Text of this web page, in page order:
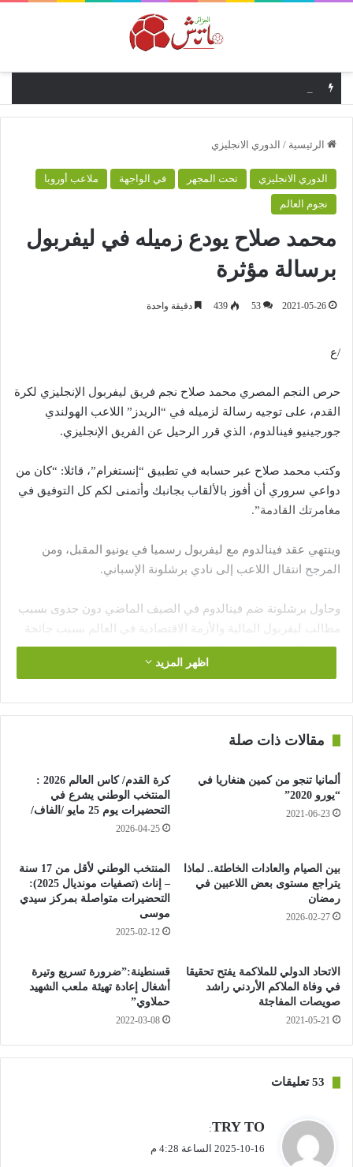
الرئيسية / الدوري الانجليزي
الدوري الانجليزي تحت المجهر في الواجهة ملاعب أوروبا
نجوم العالم
محمد صلاح يودع زميله في ليفربول
برسالة مؤثرة
2021-05-26
53
439 دقيقة واحدة
/ع
حرص النجم المصري محمد صلاح نجم فريق ليفربول الإنجليزي لكرة
القدم، على توجيه رسالة لزميله في “الريدز” اللاعب الهولندي
جورجينيو فينالدوم، الذي قرر الرحيل عن الفريق الإنجليزي.
وكتب محمد صلاح عبر حسابه في تطبيق “إنستغرام”، قائلا: “كان من
دواعي سروري أن أفوز بالألقاب بجانبك وأتمنى لكم كل التوفيق في
مغامرتك القادمة”.
وينتهي عقد فينالدوم مع ليفربول رسميا في يونيو المقبل، ومن
المرجح انتقال اللاعب إلى نادي برشلونة الإسباني.
وحاول برشلونة ضم فينالدوم في الصيف الماضي دون جدوى بسبب
مطالب ليفربول المالية والأزمة الاقتصادية في العالم بسبب جائحة
فيروس كورونا المستجد “كوفيد-19”.
سبورتس”، وخبير سوق الانتقالات في أوروبا، أن جان كابلت، وكيل
“الريدز” إلى ملعب “كامب نو”، خلال المركاتو الصيفي.
وكتب رومانو عبر حسابه على موقع “فيسبوك”، أن وكيل اللاعب
الهولندي اجتمع اليوم مع إدارة برشلونة في مقر النادي، وتوصلا
لاتفاق بشأن حسم الصفقة خلال الأيام المقبلة.
وأضافأن برشلونة سيقدم عقدا لفينالدوم يمتد لمدة 3 مواسم وينتهي
في صيف 2024.
وختم رومانو، بأن هناك بعض البنود الشخصية سيتم الاتفاق عليها مع
انتقاله النهائية.
ومن جانبه، أكد وكيل فينالدوم، على ترحيب نجم ليفربول بخفض راتبه
مع برشلونة، في ظل الأزمة الاقتصادية التي يمر بها النادي، وهو ما
فعله النجم الأرجنتيني سيرخيو أغويرو، مهاجم مانشستر سيتي، الذي
بات قريبا من أسوار “كامب نو” أيضا.
اظهر المزيد
مقالات ذات صلة
ألمانيا تنجو من كمين هنغاريا في
“يورو 2020”
2021-06-23
كرة القدم/ كاس العالم 2026 :
المنتخب الوطني يشرع في
التحضيرات يوم 25 مايو /الفاف/
2026-04-25
بين الصيام والعادات الخاطئة.. لماذا
يتراجع مستوى بعض اللاعبين في
رمضان
2026-02-27
المنتخب الوطني لأقل من 17 سنة
– إناث (تصفيات مونديال 2025):
التحضيرات متواصلة بمركز سيدي
موسى
2025-02-12
الاتحاد الدولي للملاكمة يفتح تحقيقا
في وفاة الملاكم الأردني راشد
صويصات المفاجئة
2021-05-21
قسنطينة:”ضرورة تسريع وتيرة
أشغال إعادة تهيئة ملعب الشهيد
حملاوي”
2022-03-08
‫53 تعليقات
يTRY TO
:
2025-10-16 الساعة 4:28 م